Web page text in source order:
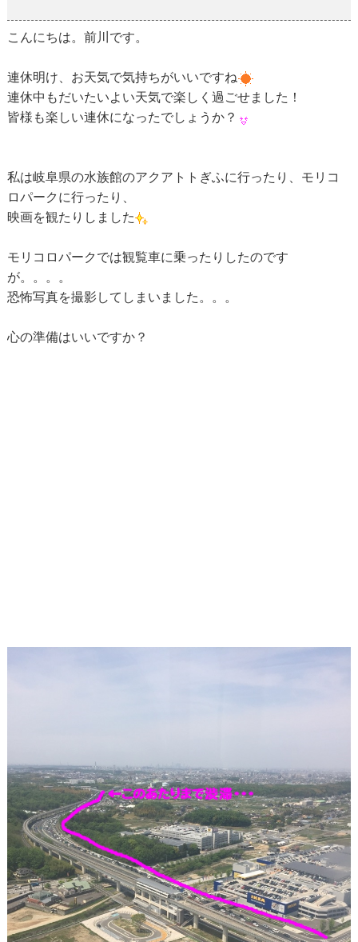
こんにちは。前川です。
連休明け、お天気で気持ちがいいですね
連休中もだいたいよい天気で楽しく過ごせました！
皆様も楽しい連休になったでしょうか？
私は岐阜県の水族館のアクアトトぎふに行ったり、モリコ
ロパークに行ったり、
映画を観たりしました
モリコロパークでは観覧車に乗ったりしたのです
が。。。。
恐怖写真を撮影してしまいました。。。
心の準備はいいですか？